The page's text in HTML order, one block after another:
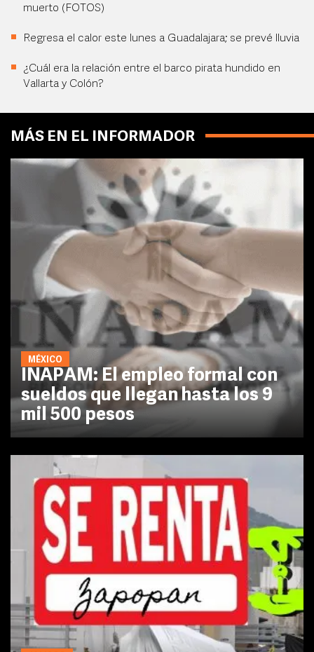
muerto (FOTOS)
Regresa el calor este lunes a Guadalajara; se prevé lluvia
¿Cuál era la relación entre el barco pirata hundido en
Vallarta y Colón?
MÁS EN EL INFORMADOR
MÉXICO
INAPAM: El empleo formal con
sueldos que llegan hasta los 9
mil 500 pesos